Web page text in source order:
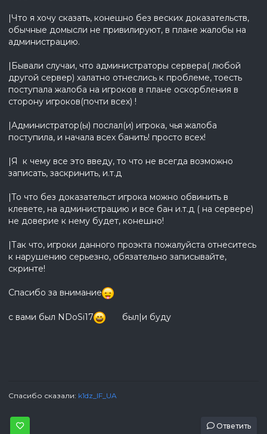
|Что я хочу сказать, конешно без веских доказательств,
обычные домысли не привилируют, в плане жалобы на
администрацию.
|Бывали случаи, что администраторы сервера( любой
другой сервер) халатно отнеслись к проблеме, тоесть
поступала жалоба на игроков в плане оскорбления в
сторону игроков(почти всех) !
|Администратор(ы) послал(и) игрока, чья жалоба
поступила, и начала всех банить! просто всех!
|Я к чему все это введу, то что не всегда возможно
записать, заскринить, и.т.д
|То что без доказательст игрока можно обвинить в
клевете, на администрацию и все бан и.т.д ( на сервере)
не доверие к нему будет, конешно!
|Так что, игроки данного проэкта пожалуйста отнеситесь
к нарушению серьезно, обязательно записывайте,
скринте!
Спасибо за внимание
с вами был NDoSi17 был|и буду
Спасибо сказали: k1dz_IF_UA
Ответить